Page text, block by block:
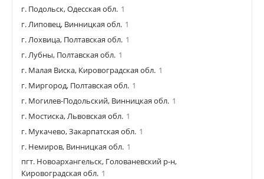
г. Подольск, Одесская обл. 1
г. Липовец, Винницкая обл. 1
г. Лохвица, Полтавская обл. 1
г. Лубны, Полтавская обл. 1
г. Малая Виска, Кировоградская обл. 1
г. Миргород, Полтавская обл. 1
г. Могилев-Подольский, Винницкая обл. 1
г. Мостиска, Львовская обл. 1
г. Мукачево, Закарпатская обл. 1
г. Немиров, Винницкая обл. 1
пгт. Новоархангельск, Голованевский р-н,
Кировоградская обл. 1